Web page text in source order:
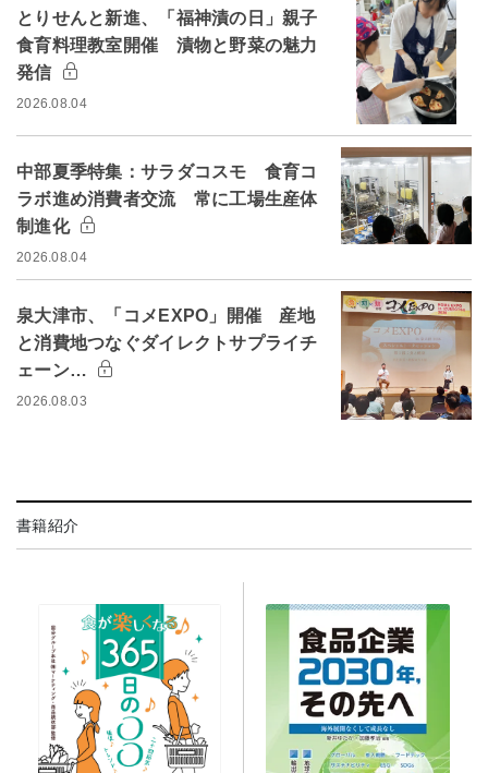
とりせんと新進、「福神漬の日」親子
食育料理教室開催 漬物と野菜の魅力
発信
2026.08.04
中部夏季特集：サラダコスモ 食育コ
ラボ進め消費者交流 常に工場生産体
制進化
2026.08.04
泉大津市、「コメEXPO」開催 産地
と消費地つなぐダイレクトサプライチ
ェーン…
2026.08.03
書籍紹介